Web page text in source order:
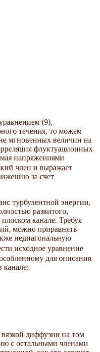
(9),
течения, то можем
мгновенных величин на
флуктуационных
напряжениями
член и выражает
за счет
турбулентной энергии,
развитого,
канале. Требуя
можно приравнять
недиагональную
исходное уравнение
для описания
канале:
диффузии на том
с остальными членами